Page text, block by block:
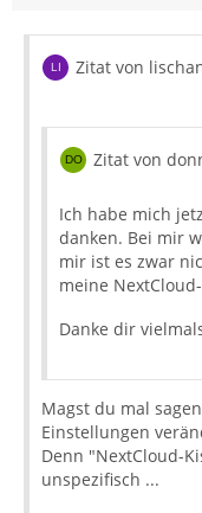
Zitat von
Zitat von
Ich habe mich
danken. Bei mir
mir ist es zwar
meine
Danke dir
Magst du mal
Einstellungen
Denn "NextCloud-
unspezifisch ...